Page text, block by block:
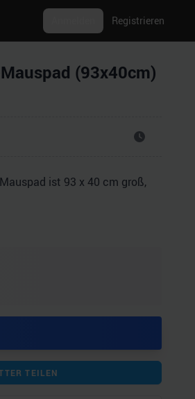
Registrieren
(93x40cm)
ist 93 x 40 cm groß,
TEILEN